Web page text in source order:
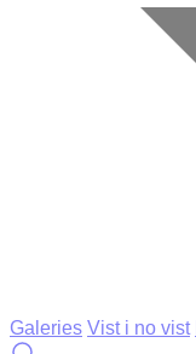
Galeries Vist i no vist